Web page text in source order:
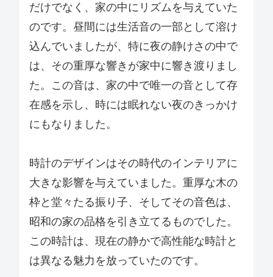
だけでなく、家の中にリズムを与えていた
のです。昼間には生活音の一部として溶け
込んでいましたが、特に夜の静けさの中で
は、その重厚な響きが家中に響き渡りまし
た。この音は、家の中で唯一の音として存
在感を示し、時には眠れない夜のきっかけ
にもなりました。
時計のデザインはその時代のインテリアに
大きな影響を与えていました。重厚な木の
枠と堂々たる振り子、そしてその音色は、
昭和の家の品格を引き立てるものでした。
この時計は、現在の静かで高性能な時計と
は異なる魅力を放っていたのです。